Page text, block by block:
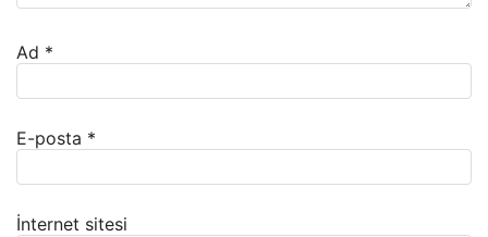
Ad *
E-posta *
İnternet sitesi